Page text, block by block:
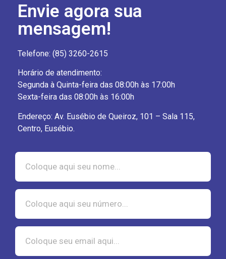
Envie agora sua
mensagem!
Telefone: (85) 3260-2615
Horário de atendimento:
Segunda à Quinta-feira das 08:00h às 17:00h
Sexta-feira das 08:00h às 16:00h
Endereço: Av. Eusébio de Queiroz, 101 – Sala 115,
Centro, Eusébio.